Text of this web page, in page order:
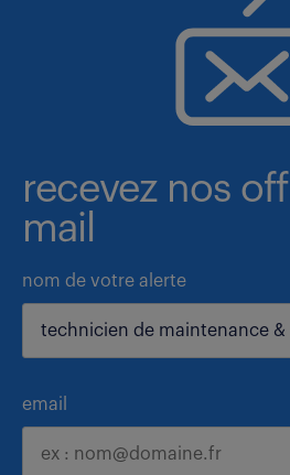
recevez nos
mail
nom de votre alerte
email